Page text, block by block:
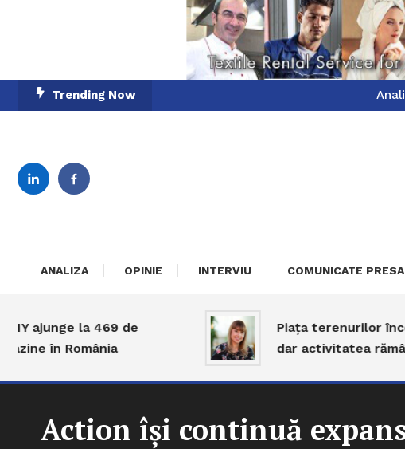
To
Trending Now
TheBizz
ANALIZA OPINIE INTERVIU COMUNICATE PRESA
ajunge la 469 de
în România
Piața terenurilor
dar activitatea rămâne
Action își continuă